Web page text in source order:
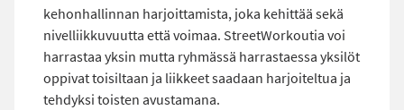
kehonhallinnan harjoittamista, joka kehittää sekä
nivelliikkuvuutta että voimaa. StreetWorkoutia voi
harrastaa yksin mutta ryhmässä harrastaessa yksilöt
oppivat toisiltaan ja liikkeet saadaan harjoiteltua ja
tehdyksi toisten avustamana.